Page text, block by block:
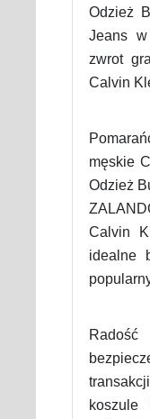
Odzież
Jeans w
zwrot
Calvin
męskie
Odzież
Calvin
idealne
koszule